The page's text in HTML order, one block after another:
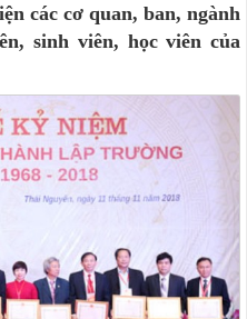
các cơ quan, ban, ngành
sinh viên, học viên của